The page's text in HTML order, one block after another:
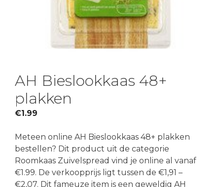
AH Bieslookkaas 48+
plakken
€1.99
Meteen online AH Bieslookkaas 48+ plakken
bestellen? Dit product uit de categorie
Roomkaas Zuivelspread vind je online al vanaf
€1.99. De verkoopprijs ligt tussen de €1,91 –
€2,07. Dit fameuze item is een geweldig AH